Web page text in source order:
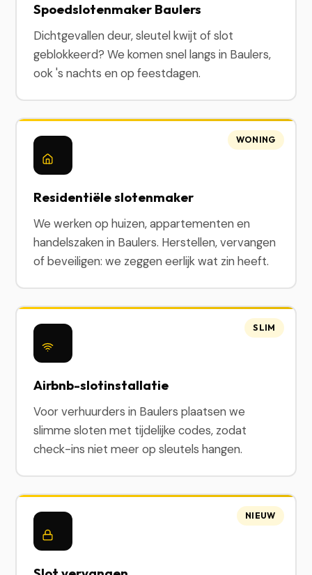
Spoedslotenmaker Baulers
Dichtgevallen deur, sleutel kwijt of slot
geblokkeerd? We komen snel langs in Baulers,
ook 's nachts en op feestdagen.
Residentiële slotenmaker
We werken op huizen, appartementen en
handelszaken in Baulers. Herstellen, vervangen
of beveiligen: we zeggen eerlijk wat zin heeft.
WONING
Airbnb-slotinstallatie
Voor verhuurders in Baulers plaatsen we
slimme sloten met tijdelijke codes, zodat
check-ins niet meer op sleutels hangen.
SLIM
NIEUW